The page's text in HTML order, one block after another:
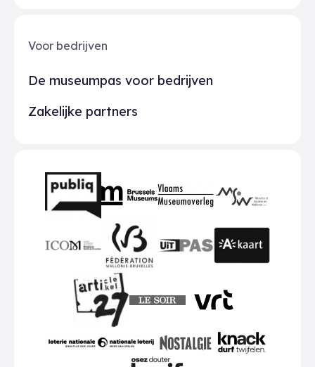
Voor bedrijven
De museumpas voor bedrijven
Zakelijke partners
Partners
FWB
Art 27
Nostalgie